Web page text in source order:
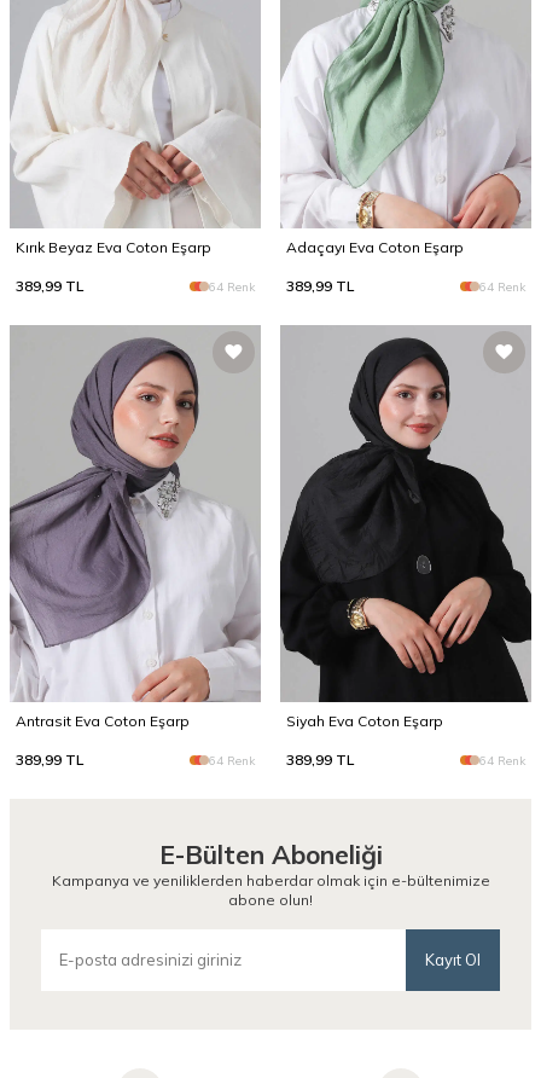
Kırık Beyaz Eva Coton Eşarp
389,99 TL 64 Renk
Adaçayı Eva Coton Eşarp
389,99 TL 64 Renk
Antrasit Eva Coton Eşarp
389,99 TL 64 Renk
Siyah Eva Coton Eşarp
389,99 TL 64 Renk
E-Bülten Aboneliği
Kampanya ve yeniliklerden haberdar olmak için e-bültenimize
abone olun!
Kayıt Ol